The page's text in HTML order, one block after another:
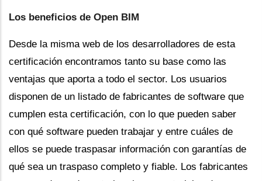
Los beneficios de Open BIM
Desde la misma web de los desarrolladores de esta
certificación encontramos tanto su base como las
ventajas que aporta a todo el sector. Los usuarios
disponen de un listado de fabricantes de software que
cumplen esta certificación, con lo que pueden saber
con qué software pueden trabajar y entre cuáles de
ellos se puede traspasar información con garantías de
qué sea un traspaso completo y fiable. Los fabricantes